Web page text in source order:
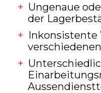
Ungenaue
der
Inkonsistente